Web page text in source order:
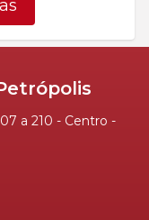
a 210 - Centro -